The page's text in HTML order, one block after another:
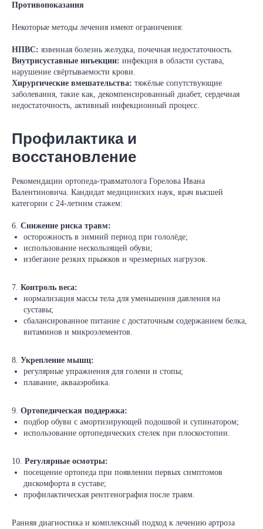
Противопоказания
Некоторые методы лечения имеют ограничения:
НПВС: язвенная болезнь желудка, почечная недостаточность.
Внутрисуставные инъекции: инфекция в области сустава,
нарушение свёртываемости крови.
Хирургические вмешательства: тяжёлые сопутствующие
заболевания, такие как, декомпенсированный диабет, сердечная
недостаточность, активный инфекционный процесс.
Профилактика и
восстановление
Рекомендации ортопеда‑травматолога Горелова Ивана
Валентиновича. Кандидат медицинских наук, врач высшей
категории с 24-летним стажем:
6. Снижение риска травм:
осторожность в зимний период при гололёде;
использование нескользящей обуви;
избегание резких прыжков и чрезмерных нагрузок.
7. Контроль веса:
нормализация массы тела для уменьшения давления на
суставы;
сбалансированное питание с достаточным содержанием белка,
витаминов и микроэлементов.
8. Укрепление мышц:
регулярные упражнения для голени и стопы;
плавание, аквааэробика.
9. Ортопедическая поддержка:
подбор обуви с амортизирующей подошвой и супинатором;
использование ортопедических стелек при плоскостопии.
10. Регулярные осмотры:
посещение ортопеда при появлении первых симптомов
дискомфорта в суставе;
профилактическая рентгенография после травм.
Ранняя диагностика и комплексный подход к лечению артроза